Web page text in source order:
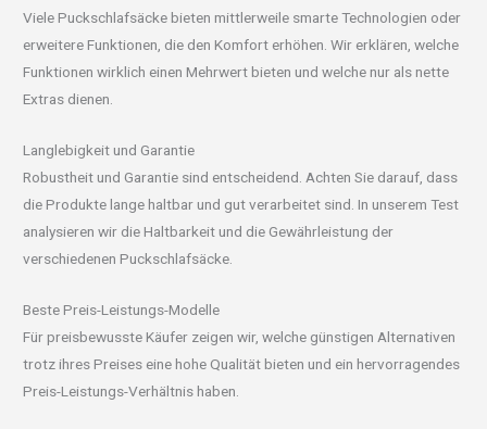
Viele Puckschlafsäcke bieten mittlerweile smarte Technologien oder
erweitere Funktionen, die den Komfort erhöhen. Wir erklären, welche
Funktionen wirklich einen Mehrwert bieten und welche nur als nette
Extras dienen.
Langlebigkeit und Garantie
Robustheit und Garantie sind entscheidend. Achten Sie darauf, dass
die Produkte lange haltbar und gut verarbeitet sind. In unserem Test
analysieren wir die Haltbarkeit und die Gewährleistung der
verschiedenen Puckschlafsäcke.
Beste Preis-Leistungs-Modelle
Für preisbewusste Käufer zeigen wir, welche günstigen Alternativen
trotz ihres Preises eine hohe Qualität bieten und ein hervorragendes
Preis-Leistungs-Verhältnis haben.